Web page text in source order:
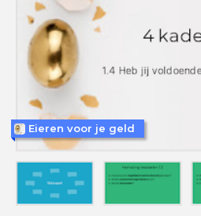
Eieren voor je geld